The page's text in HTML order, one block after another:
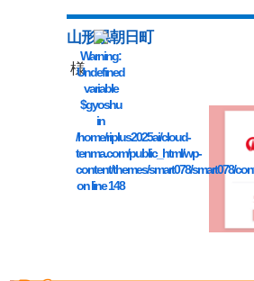
Warning:
Undefined
variable
$gyoshu
in
/home/riplus2025ai/cloud-
tenma.com/public_html/wp-
content/themes/smart078/smart078/
on line148
山形県朝日町
様